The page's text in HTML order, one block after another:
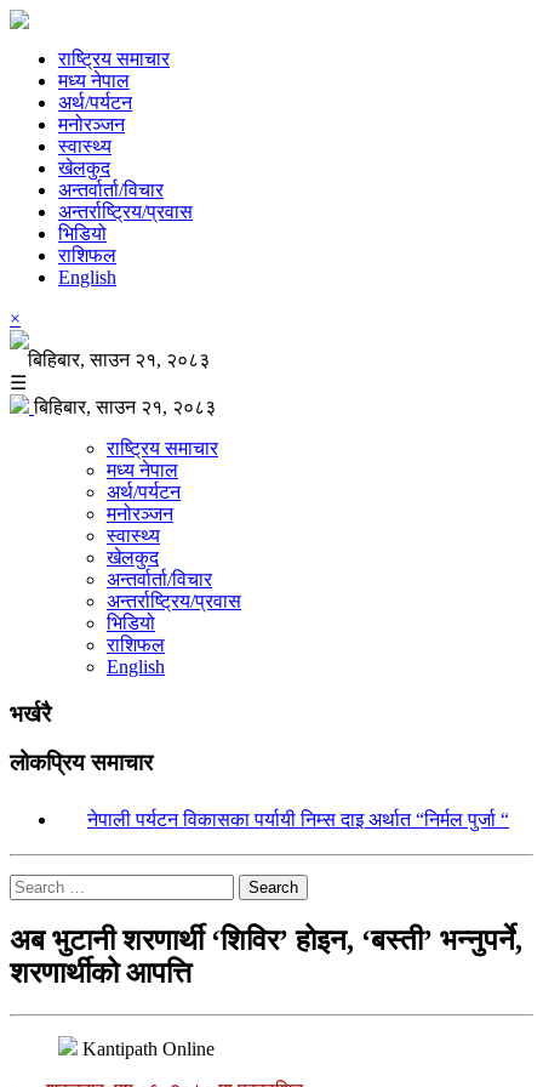
राष्ट्रिय समाचार
मध्य नेपाल
अर्थ/पर्यटन
मनोरञ्जन
स्वास्थ्य
खेलकुद
अन्तर्वार्ता/विचार
अन्तर्राष्ट्रिय/प्रवास
भिडियो
राशिफल
English
×
बिहिबार, साउन २१, २०८३
☰
बिहिबार, साउन २१, २०८३
राष्ट्रिय समाचार
मध्य नेपाल
अर्थ/पर्यटन
मनोरञ्जन
स्वास्थ्य
खेलकुद
अन्तर्वार्ता/विचार
अन्तर्राष्ट्रिय/प्रवास
भिडियो
राशिफल
English
भर्खरै
लोकप्रिय समाचार
नेपाली पर्यटन विकासका पर्यायी निम्स दाइ अर्थात “निर्मल पुर्जा “
Search
अब भुटानी शरणार्थी ‘शिविर’ होइन, ‘बस्ती’ भन्नुपर्ने,
शरणार्थीको आपत्ति
Kantipath Online